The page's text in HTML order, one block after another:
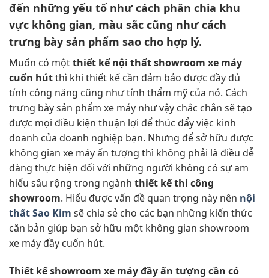
đến những yếu tố như cách phân chia khu
vực không gian, màu sắc cũng như cách
trưng bày sản phẩm sao cho hợp lý.
Muốn có mộtthiết kế nội thất showroom xe máy
cuốn hútthì khi thiết kế cần đảm bảo được đầy đủ
tính công năng cũng như tính thẩm mỹ của nó. Cách
trưng bày sản phẩm xe máy như vậy chắc chắn sẽ tạo
được mọi điều kiện thuận lợi để thúc đẩy việc kinh
doanh của doanh nghiệp bạn. Nhưng để sở hữu được
không gian xe máy ấn tượng thì không phải là điều dễ
dàng thực hiện đối với những người không có sự am
hiểu sâu rộng trong ngành thiết kế thi công
showroom. Hiểu được vấn đề quan trọng này nên nội
thất Sao Kim sẽ chia sẻ cho các bạn những kiến thức
căn bản giúp bạn sở hữu một không gian showroom
xe máy đầy cuốn hút.
Thiết kế showroom xe máy đầy ấn tượng cần có